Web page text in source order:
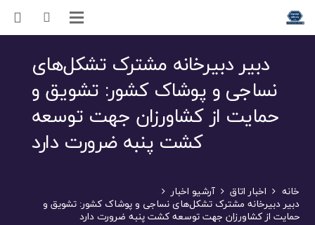
دبیر دبیرخانه مشترک تشکل‌های
نساجی و پوشاک کشور: تشویق و
حمایت از کشاورزان جهت توسعه
کشت پنبه ضرورت دارد
خانه اخبار اتاق آرشیو اخبار
دبیر دبیرخانه مشترک تشکل‌های نساجی و پوشاک کشور: تشویق و
حمایت از کشاورزان جهت توسعه کشت پنبه ضرورت دارد